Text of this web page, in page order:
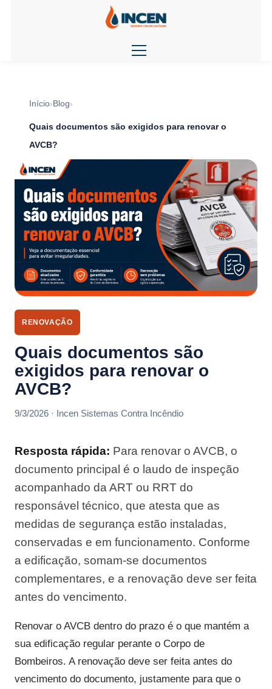
Início Blog
Quais documentos são exigidos para renovar o
AVCB?
RENOVAÇÃO
Quais documentos são
exigidos para renovar o
AVCB?
9/3/2026 · Incen Sistemas Contra Incêndio
Resposta rápida: Para renovar o AVCB, o
documento principal é o laudo de inspeção
acompanhado da ART ou RRT do
responsável técnico, que atesta que as
medidas de segurança estão instaladas,
conservadas e em funcionamento. Conforme
a edificação, somam-se documentos
complementares, e a renovação deve ser feita
antes do vencimento.
Renovar o AVCB dentro do prazo é o que mantém a
sua edificação regular perante o Corpo de
Bombeiros. A renovação deve ser feita antes do
vencimento do documento, justamente para que o